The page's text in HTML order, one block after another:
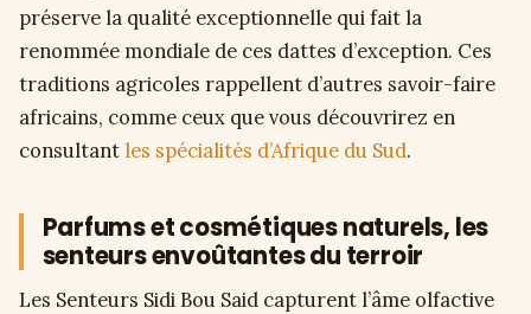
préserve la qualité exceptionnelle qui fait la
renommée mondiale de ces dattes d’exception. Ces
traditions agricoles rappellent d’autres savoir-faire
africains, comme ceux que vous découvrirez en
consultant les spécialités d’Afrique du Sud.
Parfums et cosmétiques naturels, les
senteurs envoûtantes du terroir
Les Senteurs Sidi Bou Said capturent l’âme olfactive